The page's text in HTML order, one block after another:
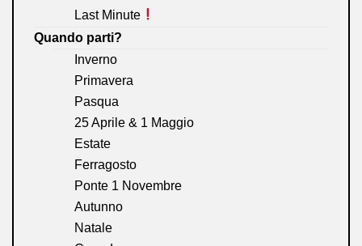
Last Minute
Quando parti?
Inverno
Primavera
Pasqua
25 Aprile & 1 Maggio
Estate
Ferragosto
Ponte 1 Novembre
Autunno
Natale